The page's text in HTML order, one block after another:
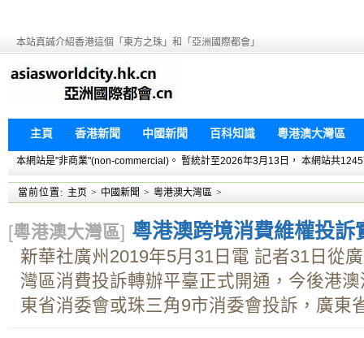
本站真誠介紹香港這個「東方之珠」和「亞洲國際都會」
主頁 香港新聞 中國新聞 百科知識 粵港澳大灣區
本網站是"非商業"(non-commercial)。 暫統計至2026年3月13日， 本網站共
當前位置: 主页 > 中國新聞 > 粵港澳大灣區 >
[粵港澳大灣區] 粵港澳跨境消費維權投訴
新華社廣州2019年5月31日電 記者31日從
灣區消費投訴轉辦平臺正式開通，今後港
東省消委會或珠三角9市消委會投訴，廣東